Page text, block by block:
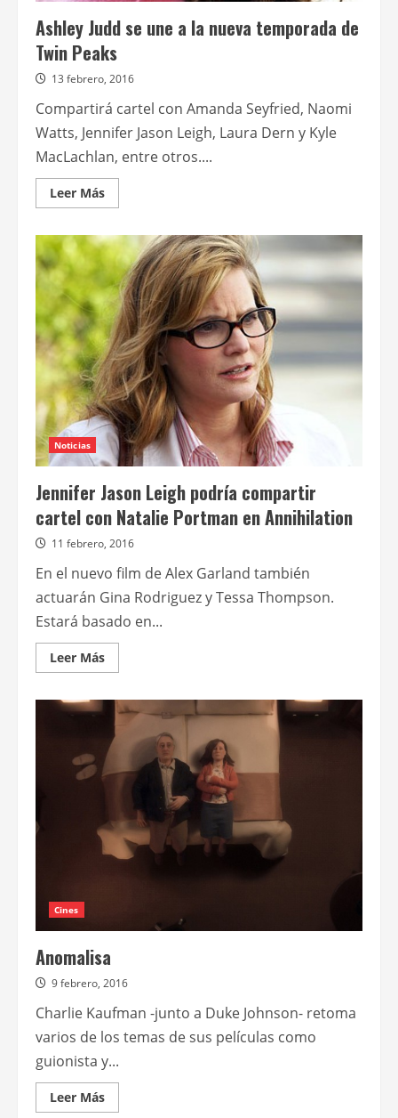
Ashley Judd se une a la nueva temporada de
Twin Peaks
13 febrero, 2016
Compartirá cartel con Amanda Seyfried, Naomi
Watts, Jennifer Jason Leigh, Laura Dern y Kyle
MacLachlan, entre otros....
Leer MásLeer
más
Ashley
Judd
se
une
a
la
nueva
temporada
de
Twin
Peaks
Noticias
Jennifer Jason Leigh podría compartir
cartel con Natalie Portman en Annihilation
11 febrero, 2016
En el nuevo film de Alex Garland también
actuarán Gina Rodriguez y Tessa Thompson.
Estará basado en...
Leer MásLeer
más
Jennifer
Jason
Leigh
podría
compartir
cartel
con
Portman
en
Annihilation
Cines
Anomalisa
9 febrero, 2016
Charlie Kaufman -junto a Duke Johnson- retoma
varios de los temas de sus películas como
guionista y...
Leer MásLeer
más